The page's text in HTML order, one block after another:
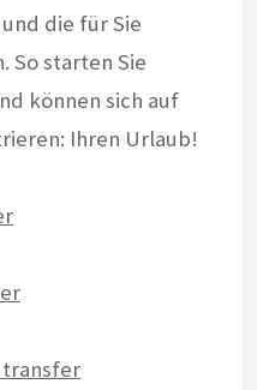
die für Sie
So starten Sie
können sich auf
Ihren Urlaub!